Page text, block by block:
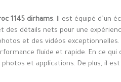
1145 dirhams. Il est équipé d’un
des détails nets pour une
et des vidéos exceptionnelles.
fluide et rapide. En ce qui
et applications. De plus, il est